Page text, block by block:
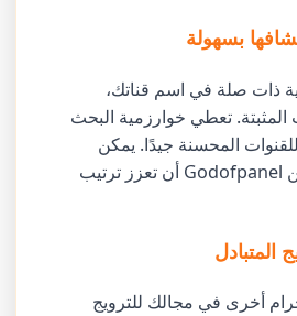
ذات صلة في اسم قناتك،
تعطي خوارزمية البحث
للقنوات المحسنة جيدًا. يمكن
لخدمات المشاركة من Godofpanel أن تعزز ترتيب
أخرى في مجالك للترويج